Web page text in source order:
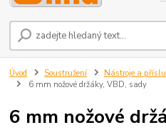
Úvod Soustružení Nástroje a
6 mm nožové držáky, VBD, sady
6 mm nožové